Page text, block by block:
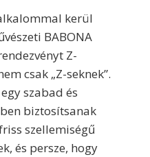
kerül
BABONA
Z-
csak „Z-seknek”.
szabad és
biztosítsanak
szellemiségű
és persze, hogy